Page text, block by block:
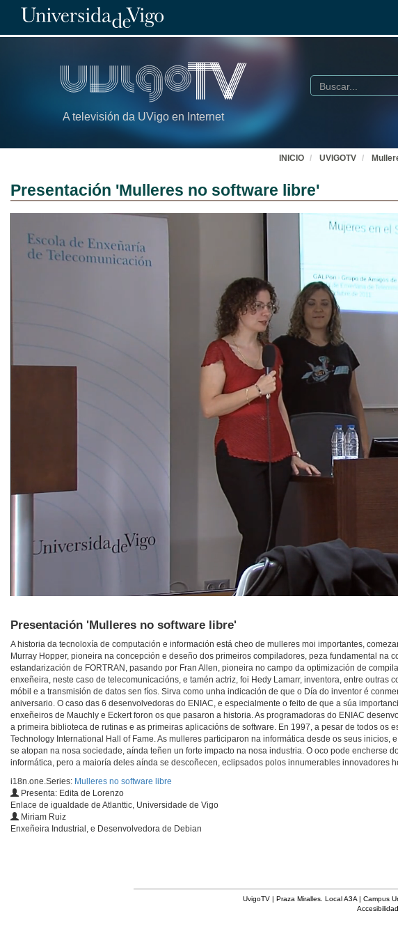
A televisión da UVigo en Internet
Buscar
INICIO UVIGOTV
Presentación 'Mulleres no software libre'
Presentación 'Mulleres no software libre'
A historia da tecnoloxía de computación e información está cheo de mulleres moi importantes,
Murray Hopper, pioneira na concepción e deseño dos primeiros compiladores, peza fundamental na
estandarización de FORTRAN, pasando por Fran Allen, pioneira no campo da optimización de
enxeñeira, neste caso de telecomunicacións, e tamén actriz, foi Hedy Lamarr, inventora, entre
móbil e a transmisión de datos sen fíos. Sirva como unha indicación de que o Día do inventor é
aniversario. O caso das 6 desenvolvedoras do ENIAC, e especialmente o feito de que a súa
enxeñeiros de Mauchly e Eckert foron os que pasaron a historia. As programadoras do ENIAC
a primeira biblioteca de rutinas e as primeiras aplicacións de software. En 1997, a pesar de todos os
Technology International Hall of Fame. As mulleres participaron na informática desde os seus
se atopan na nosa sociedade, aínda teñen un forte impacto na nosa industria. O oco pode encherse
informática, pero a maioría deles aínda se descoñecen, eclipsados polos innumerables innovadores
i18n.one.Series: Mulleres no software libre
Presenta: Edita de Lorenzo
Enlace de igualdade de Atlanttic, Universidade de Vigo
Miriam Ruiz
Enxeñeira Industrial, e Desenvolvedora de Debian
UvigoTV | Praza Miralles. Local A3A | Campus